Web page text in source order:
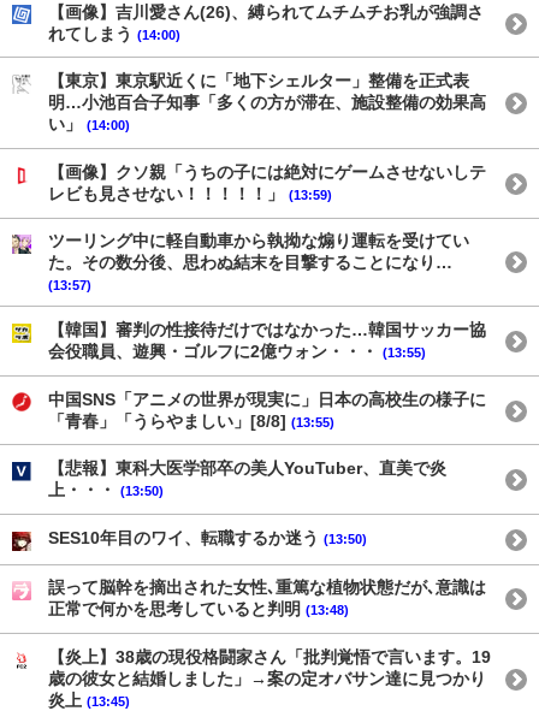
【画像】吉川愛さん(26)、縛られてムチムチお乳が強調さ
れてしまう (14:00)
【東京】東京駅近くに「地下シェルター」整備を正式表
明…小池百合子知事「多くの方が滞在、施設整備の効果高
い」
(14:00)
【画像】クソ親「うちの子には絶対にゲームさせないしテ
レビも見させない！！！！！」
(13:59)
ツーリング中に軽自動車から執拗な煽り運転を受けてい
た。その数分後、思わぬ結末を目撃することになり…
(13:57)
【韓国】審判の性接待だけではなかった…韓国サッカー協
会役職員、遊興・ゴルフに2億ウォン・・・
(13:55)
中国SNS「アニメの世界が現実に」日本の高校生の様子に
「青春」「うらやましい」[8/8] (13:55)
【悲報】東科大医学部卒の美人YouTuber、直美で炎
上・・・
(13:50)
SES10年目のワイ、転職するか迷う (13:50)
誤って脳幹を摘出された女性､重篤な植物状態だが､意識は
正常で何かを思考していると判明 (13:48)
【炎上】38歳の現役格闘家さん「批判覚悟で言います。19
歳の彼女と結婚しました」→案の定オバサン達に見つかり
炎上 (13:45)